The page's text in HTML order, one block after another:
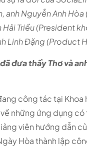
anh Nguyễn Anh Hòa
Hải Triều (President
Linh Đặng (Product
đưa thầy Thơ và
công tác tại Khoa
những ứng dụng
viên hướng dẫn
Hòa thành lập